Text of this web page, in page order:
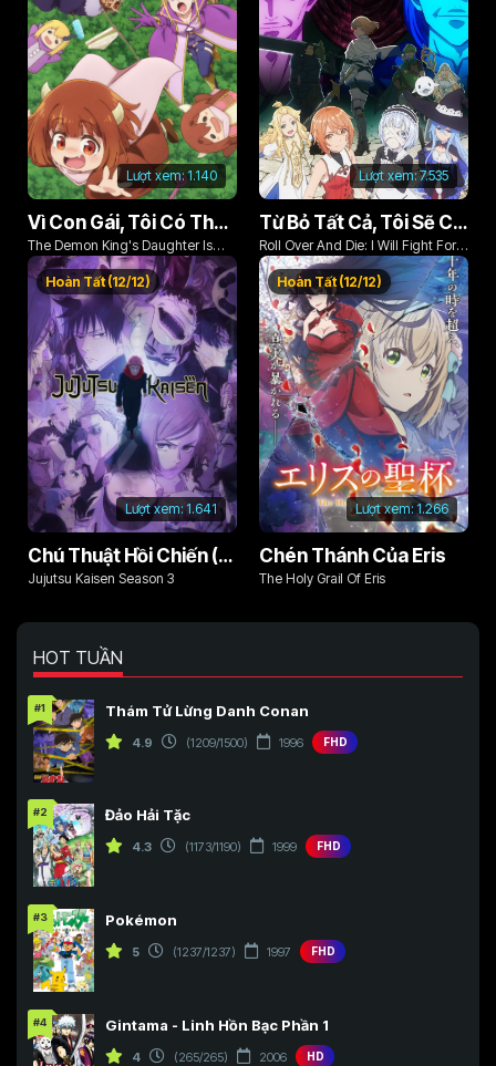
Lượt xem:1.140
Vì Con Gái, Tôi Có Thể Đánh Bại Cả Ma Vương
The Demon King's Daughter Is
Too Kind!!
Lượt xem:7.535
Từ Bỏ Tất Cả, Tôi Sẽ Chiến Đấu Cho Một Cuộc Sống Bình Thường Với Tình Yêu Của Đời Mình Và Chiếc Thanh Kiếm Bị Nguyền Rủa!
Roll Over And Die: I Will Fight For
An Ordinary Life With My Love And
Cursed Sword!
Lượt xem: 1.641
Hoàn Tất (12/12)
Chú Thuật Hồi Chiến (Phần 3)
Jujutsu Kaisen Season 3
Lượt xem: 1.266
Hoàn Tất (12/12)
Chén Thánh Của Eris
The Holy Grail Of Eris
HOT TUẦN
#1 Thám Tử Lừng Danh Conan
4.9 (1209/1500) 1996 FHD
#2 Đảo Hải Tặc
4.3 (1173/1190) 1999 FHD
#3 Pokémon
5 (1237/1237) 1997 FHD
#4 Gintama - Linh Hồn Bạc Phần 1
4 (265/265) 2006 HD